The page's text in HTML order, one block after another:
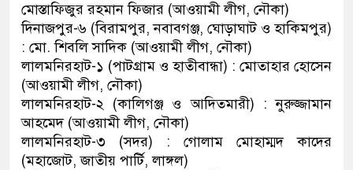
মোস্তাফিজুর রহমান ফিজার (আওয়ামী লীগ, নৌকা)
দিনাজপুর-৬ (বিরামপুর, নবাবগঞ্জ, ঘোড়াঘাট ও হাকিমপুর)
: মো. শিবলি সাদিক (আওয়ামী লীগ, নৌকা)
লালমনিরহাট-১ (পাটগ্রাম ও হাতীবান্ধা) : মোতাহার হোসেন
(আওয়ামী লীগ, নৌকা)
লালমনিরহাট-২ (কালিগঞ্জ ও আদিতমারী) : নুরুজ্জামান
আহমেদ (আওয়ামী লীগ, নৌকা)
লালমনিরহাট-৩ (সদর) : গোলাম মোহাম্মদ কাদের
(মহাজোট, জাতীয় পার্টি, লাঙ্গল)